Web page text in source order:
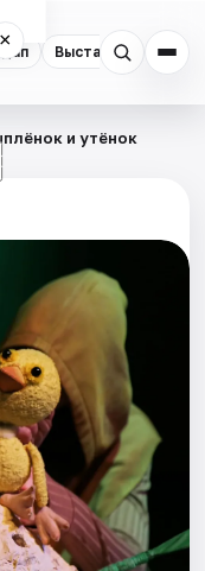
Выставки
×
☾
и утёнок